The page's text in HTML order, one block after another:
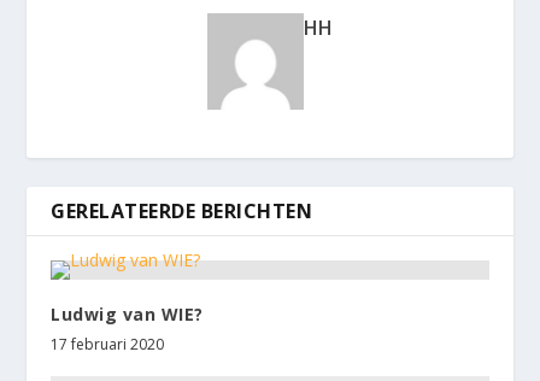
HH
GERELATEERDE BERICHTEN
Ludwig van WIE?
17 februari 2020